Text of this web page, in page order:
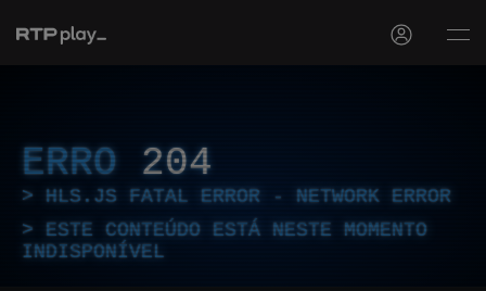
ERRO 204
HLS.JS FATAL ERROR - NETWORK ERROR
ESTE CONTEÚDO ESTÁ NESTE MOMENTO
INDISPONÍVEL